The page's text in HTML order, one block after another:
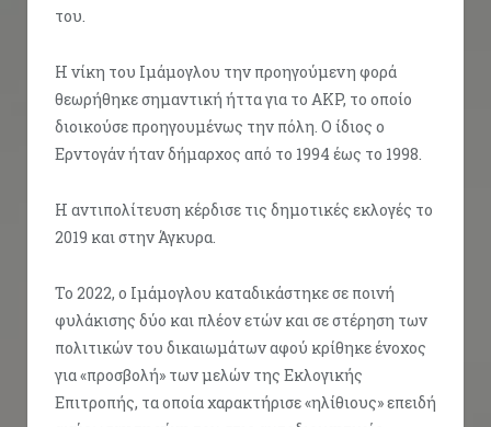
του.
Η νίκη του Ιμάμογλου την προηγούμενη φορά
θεωρήθηκε σημαντική ήττα για το AKP, το οποίο
διοικούσε προηγουμένως την πόλη. Ο ίδιος ο
Ερντογάν ήταν δήμαρχος από το 1994 έως το 1998.
Η αντιπολίτευση κέρδισε τις δημοτικές εκλογές το
2019 και στην Άγκυρα.
Το 2022, ο Ιμάμογλου καταδικάστηκε σε ποινή
φυλάκισης δύο και πλέον ετών και σε στέρηση των
πολιτικών του δικαιωμάτων αφού κρίθηκε ένοχος
για «προσβολή» των μελών της Εκλογικής
Επιτροπής, τα οποία χαρακτήρισε «ηλίθιους» επειδή